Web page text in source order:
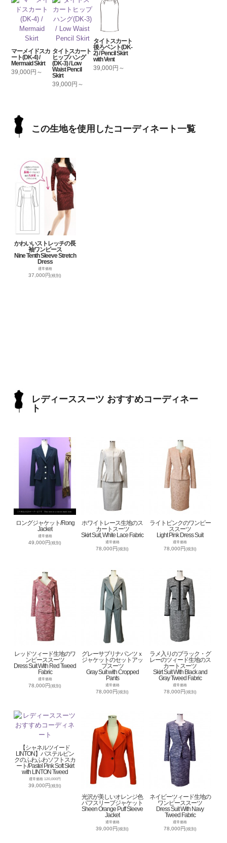
マーメイドスカ
ート(DK-4) /
Mermaid Skirt
39,000円～
タイトスカート
ヒップハング
(DK-3) / Low
Waist Pencil
Skirt
39,000円～
タイトスカート
後ろベント(DK-
2) / Pencil Skirt
with Vent
39,000円～
この生地を使用したコーディネート一覧
かわいいストレッチの長
袖ワンピース
Nine Tenth Sleeve Stretch
Dress
通常価格
37,000円(税別)
レディーススーツ おすすめコーディネー
ト
ロングジャケット/Rong
Jacket
通常価格
49,000円(税別)
ホワイトレース生地のス
カートスーツ
Skirt Suit, White Lace Fabric
通常価格
78,000円(税別)
ライトピンクのワンピー
ススーツ
Light Pink Dress Suit
通常価格
78,000円(税別)
レッドツィード生地のワ
ンピーススーツ
Dress Suit With Red Tweed
Fabric
通常価格
78,000円(税別)
グレーサブリナパンツｘ
ジャケットのセットアッ
プスーツ
Gray Suit with Cropped
Pants
通常価格
78,000円(税別)
ラメ入りのブラック・グ
レーのツィード生地のス
カートスーツ
Skirt Suit With Black and
Gray Tweed Fabric
通常価格
78,000円(税別)
【シャネルツイード
LINTON】パステルピン
クのふわふわソフトスカ
ート/Pastel Pink Soft Skirt
with LINTON Tweed
通常価格 120,000円
39,000円(税別)
光沢が美しいオレンジ色
パフスリーブジャケット
Sheen Orange Puff Sleeve
Jacket
通常価格
39,000円(税別)
ネイビーツィード生地の
ワンピーススーツ
Dress Suit With Navy
Tweed Fabric
通常価格
78,000円(税別)